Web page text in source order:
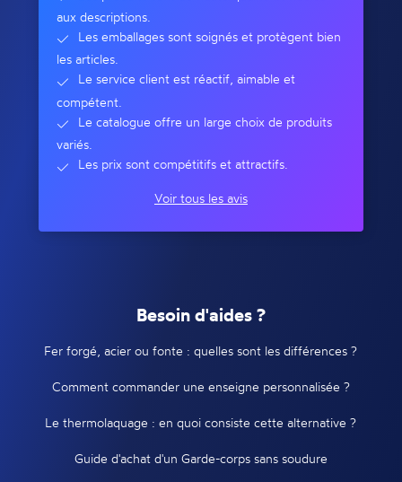
aux descriptions.
Les emballages sont soignés et protègent bien
les articles.
Le service client est réactif, aimable et
compétent.
Le catalogue offre un large choix de produits
variés.
Les prix sont compétitifs et attractifs.
Voir tous les avis
Besoin d'aides ?
Fer forgé, acier ou fonte : quelles sont les différences ?
Comment commander une enseigne personnalisée ?
Le thermolaquage : en quoi consiste cette alternative ?
Guide d'achat d'un Garde-corps sans soudure